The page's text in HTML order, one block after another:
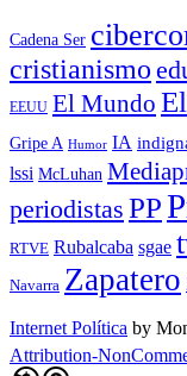
Cadena Ser
cristianismo
EEUU El Mundo
Gripe A Humor IA
lssi McLuhan
periodistas PP
RTVE Rubalcaba sgae
Navarra Zapatero
Internet Política by
Attribution-